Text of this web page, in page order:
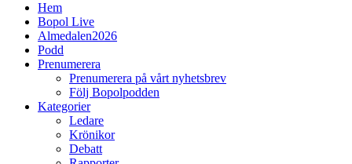
Hem
Bopol Live
Almedalen2026
Podd
Prenumerera
Prenumerera på vårt nyhetsbrev
Följ Bopolpodden
Kategorier
Ledare
Krönikor
Debatt